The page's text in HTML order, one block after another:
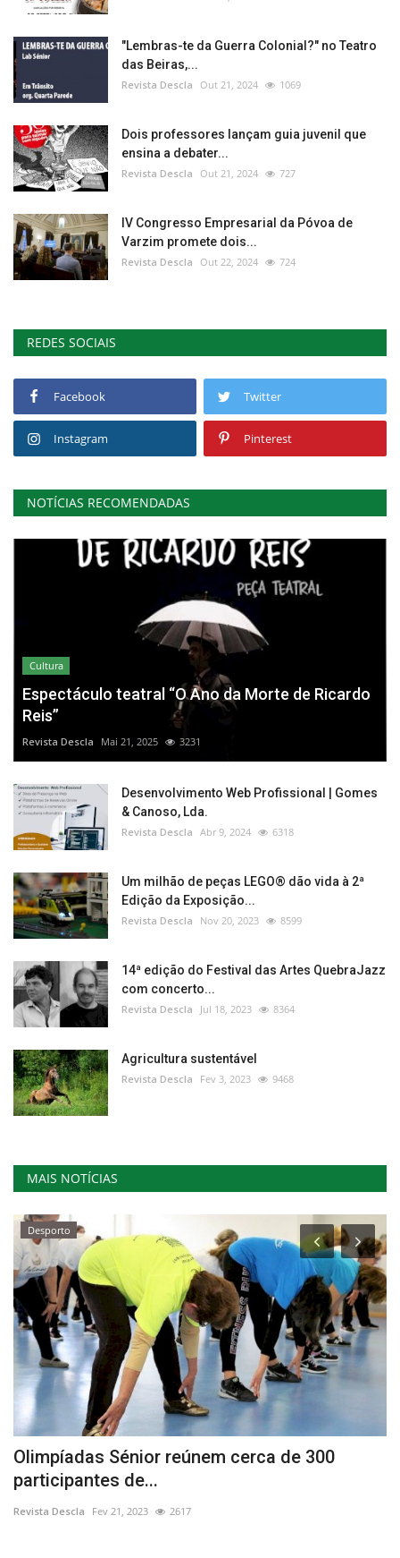
"Lembras-te da Guerra Colonial?" no Teatro
das Beiras,...
Revista Descla Out 21, 2024 1069
Dois professores lançam guia juvenil que
ensina a debater...
Revista Descla Out 21, 2024 727
IV Congresso Empresarial da Póvoa de
Varzim promete dois...
Revista Descla Out 22, 2024 724
REDES SOCIAIS
Facebook Twitter
Instagram Pinterest
NOTÍCIAS RECOMENDADAS
Cultura
Espectáculo teatral “O Ano da Morte de Ricardo
Reis”
Revista Descla Mai 21, 2025 3231
Desenvolvimento Web Profissional | Gomes
& Canoso, Lda.
Revista Descla Abr 9, 2024 6318
Um milhão de peças LEGO® dão vida à 2ª
Edição da Exposição...
Revista Descla Nov 20, 2023 8599
14ª edição do Festival das Artes QuebraJazz
com concerto...
Revista Descla Jul 18, 2023 8364
Agricultura sustentável
Revista Descla Fev 3, 2023 9468
MAIS NOTÍCIAS
Desporto
Olimpíadas Sénior reúnem cerca de 300
participantes de...
Revista Descla Fev 21, 2023 2617